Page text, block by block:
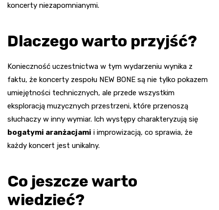
koncerty niezapomnianymi.
Dlaczego warto przyjść?
Konieczność uczestnictwa w tym wydarzeniu wynika z
faktu, że koncerty zespołu NEW BONE są nie tylko pokazem
umiejętności technicznych, ale przede wszystkim
eksploracją muzycznych przestrzeni, które przenoszą
słuchaczy w inny wymiar. Ich występy charakteryzują się
bogatymi aranżacjami i improwizacją, co sprawia, że
każdy koncert jest unikalny.
Co jeszcze warto
wiedzieć?